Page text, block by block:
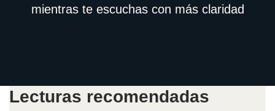
mientras te escuchas con más claridad
Lecturas recomendadas